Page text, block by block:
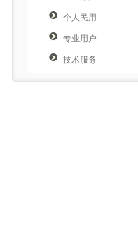
个人民用
专业用户
技术服务